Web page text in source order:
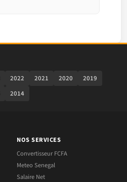
2022 2021 2020
2019
2014
NOS SERVICES
Convertisseur FCFA
Meteo Senegal
Salaire Net